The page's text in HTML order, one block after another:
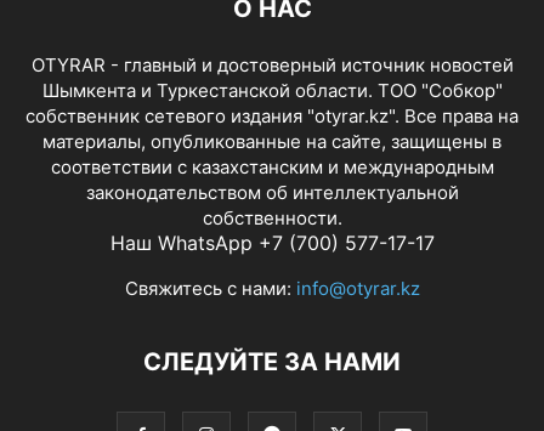
О НАС
OTYRAR - главный и достоверный источник новостей
Шымкента и Туркестанской области. ТОО "Собкор"
собственник сетевого издания "otyrar.kz". Все права на
материалы, опубликованные на сайте, защищены в
соответствии с казахстанским и международным
законодательством об интеллектуальной
собственности.
Наш WhatsApp +7 (700) 577-17-17
Свяжитесь с нами: info@otyrar.kz
СЛЕДУЙТЕ ЗА НАМИ